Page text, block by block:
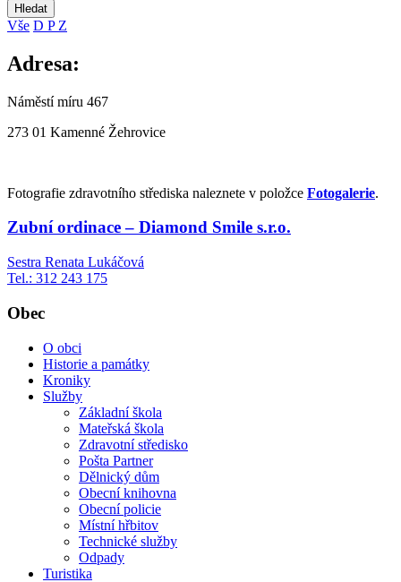
Hledat
Vše D P Z
Adresa:
Náměstí míru 467
273 01 Kamenné Žehrovice
Fotografie zdravotního střediska naleznete v položce Fotogalerie.
Zubní ordinace – Diamond Smile s.r.o.
Sestra Renata Lukáčová
Tel.: 312 243 175
Obec
O obci
Historie a památky
Kroniky
Služby
Základní škola
Mateřská škola
Zdravotní středisko
Pošta Partner
Dělnický dům
Obecní knihovna
Obecní policie
Místní hřbitov
Technické služby
Odpady
Turistika